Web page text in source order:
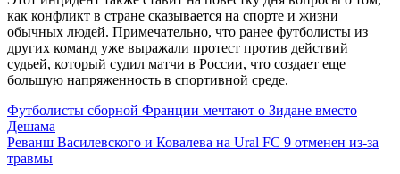
как конфликт в стране сказывается на спорте и жизни
обычных людей. Примечательно, что ранее футболисты из
других команд уже выражали протест против действий
судьей, который судил матчи в России, что создает еще
большую напряженность в спортивной среде.
Навигация
по
записям
Футболисты сборной Франции мечтают о Зидане вместо
Дешама
Реванш Василевского и Ковалева на Ural FC 9 отменен из-за
травмы